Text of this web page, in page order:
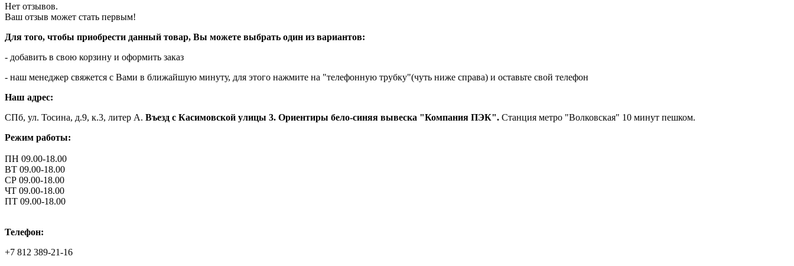
Нет отзывов.
Ваш отзыв может стать первым!
Для того, чтобы приобрести данный товар, Вы можете выбрать один из вариантов:
- добавить в свою корзину и оформить заказ
- наш менеджер свяжется с Вами в ближайшую минуту, для этого нажмите на "телефонную трубку"(чуть ниже справа) и оставьте свой телефон
Наш адрес:
СПб, ул. Тосина, д.9, к.3, литер А. Въезд с Касимовской улицы 3. Ориентиры бело-синяя вывеска "Компания ПЭК". Станция метро "Волковская" 10 минут пешком.
Режим работы:
ПН 09.00-18.00
ВТ 09.00-18.00
СР 09.00-18.00
ЧТ 09.00-18.00
ПТ 09.00-18.00
Телефон:
+7 812 389-21-16